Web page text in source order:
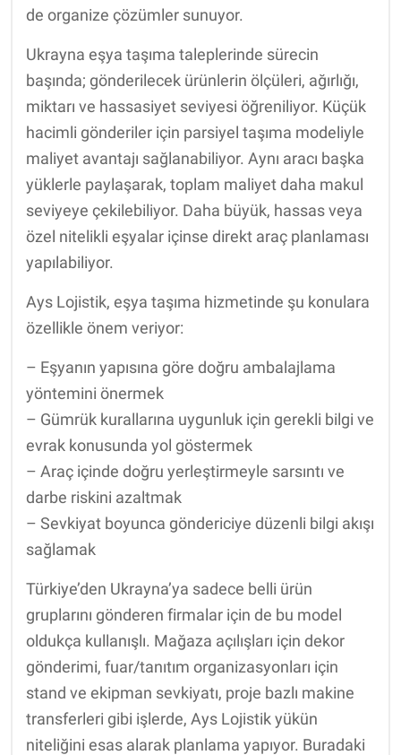
de organize çözümler sunuyor.
Ukrayna eşya taşıma taleplerinde sürecin
başında; gönderilecek ürünlerin ölçüleri, ağırlığı,
miktarı ve hassasiyet seviyesi öğreniliyor. Küçük
hacimli gönderiler için parsiyel taşıma modeliyle
maliyet avantajı sağlanabiliyor. Aynı aracı başka
yüklerle paylaşarak, toplam maliyet daha makul
seviyeye çekilebiliyor. Daha büyük, hassas veya
özel nitelikli eşyalar içinse direkt araç planlaması
yapılabiliyor.
Ays Lojistik, eşya taşıma hizmetinde şu konulara
özellikle önem veriyor:
– Eşyanın yapısına göre doğru ambalajlama
yöntemini önermek
– Gümrük kurallarına uygunluk için gerekli bilgi ve
evrak konusunda yol göstermek
– Araç içinde doğru yerleştirmeyle sarsıntı ve
darbe riskini azaltmak
– Sevkiyat boyunca göndericiye düzenli bilgi akışı
sağlamak
Türkiye’den Ukrayna’ya sadece belli ürün
gruplarını gönderen firmalar için de bu model
oldukça kullanışlı. Mağaza açılışları için dekor
gönderimi, fuar/tanıtım organizasyonları için
stand ve ekipman sevkiyatı, proje bazlı makine
transferleri gibi işlerde, Ays Lojistik yükün
niteliğini esas alarak planlama yapıyor. Buradaki